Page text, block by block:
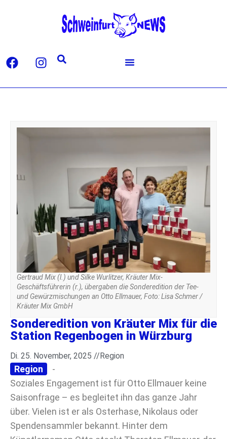
Gertraud Mix (l.) und Silke Wurlitzer, Kräuter Mix-
Geschäftsführerin (r.), übergaben die Sonderedition der Tee-
und Gewürzmischungen an Otto Ellmauer, Foto: Lisa Schmer /
Kräuter Mix GmbH
Sonderedition von Kräuter Mix für die
Station Regenbogen in Würzburg
Di. 25. November, 2025 //Region
Region
-
Soziales Engagement ist für Otto Ellmauer keine
Saisonfrage – es begleitet ihn das ganze Jahr
über. Vielen ist er als Osterhase, Nikolaus oder
Spendensammler bekannt. Hinter dem